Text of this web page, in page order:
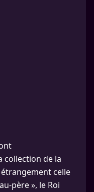
collection de la
celle
père », le Roi